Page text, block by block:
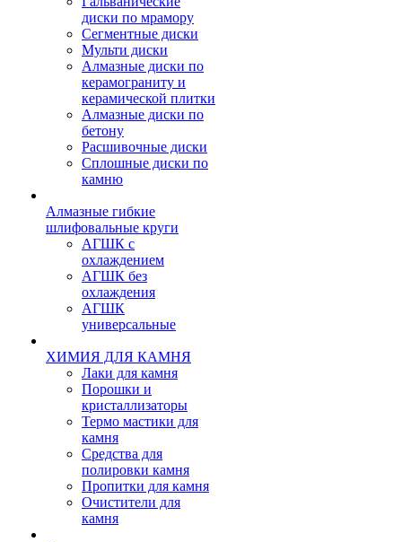
диски по мрамору
Сегментные диски
Мульти диски
Алмазные диски по
керамограниту и
керамической плитки
Алмазные диски по
бетону
Расшивочные диски
Сплошные диски по
камню
Алмазные гибкие
шлифовальные круги
АГШК с
охлаждением
АГШК без
охлаждения
АГШК
универсальные
ХИМИЯ ДЛЯ КАМНЯ
Лаки для камня
Порошки и
кристаллизаторы
Термо мастики для
камня
Средства для
полировки камня
Пропитки для камня
Очистители для
камня